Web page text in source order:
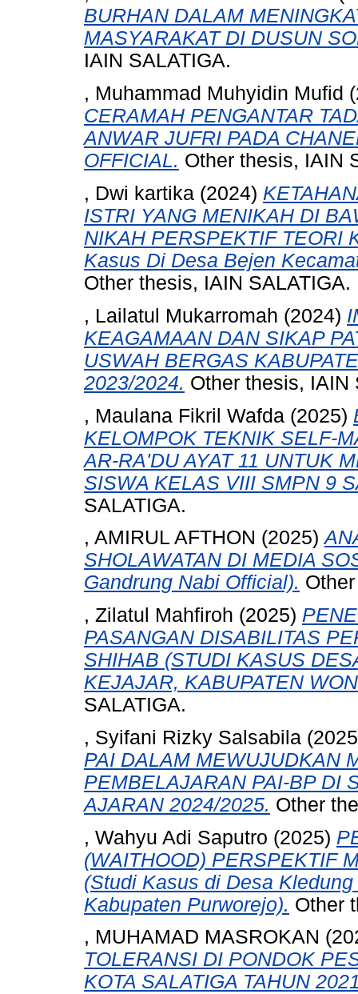
BURHAN DALAM
MASYARAKAT DI DUSUN
IAIN SALATIGA.
, Muhammad Muhyidin Mufid
CERAMAH PENGANTAR
ANWAR JUFRI PADA
OFFICIAL. Other thesis, IAIN
, Dwi kartika (2024)
ISTRI YANG MENIKAH DI
NIKAH PERSPEKTIF TEORI
Kasus Di Desa Bejen
Other thesis, IAIN SALATIGA.
, Lailatul Mukarromah (2024)
KEAGAMAAN DAN SIKAP
USWAH BERGAS
2023/2024. Other thesis, IAIN
, Maulana Fikril Wafda (2025)
KELOMPOK TEKNIK SELF-
AR-RA'DU AYAT 11 UNTUK
SISWA KELAS VIII SMPN 9
SALATIGA.
, AMIRUL AFTHON (2025)
SHOLAWATAN DI MEDIA
Gandrung Nabi Official).
, Zilatul Mahfiroh (2025)
PASANGAN DISABILITAS
SHIHAB (STUDI KASUS
KEJAJAR, KABUPATEN
SALATIGA.
, Syifani Rizky Salsabila
PAI DALAM MEWUJUDKAN
PEMBELAJARAN PAI-BP DI
AJARAN 2024/2025. Other
, Wahyu Adi Saputro (2025)
(WAITHOOD) PERSPEKTIF
(Studi Kasus di Desa
Kabupaten Purworejo). Other
, MUHAMAD MASROKAN
TOLERANSI DI PONDOK
KOTA SALATIGA TAHUN